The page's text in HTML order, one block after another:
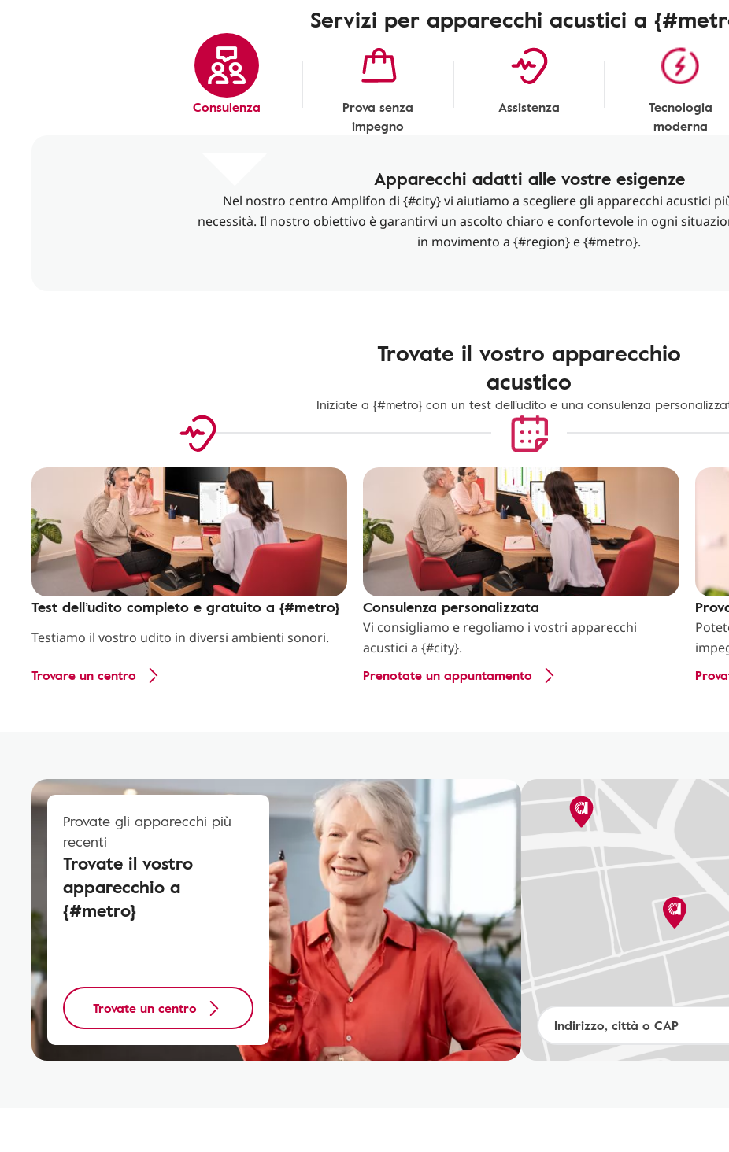
Servizi per apparecchi acustici a
Consulenza
Prova senza
impegno
Assistenza
Tecnologia
moderna
Apparecchi adatti alle vostre esigenze
Nel nostro centro Amplifon di {#city} vi aiutiamo a scegliere gli apparecchi acustici
necessità. Il nostro obiettivo è garantirvi un ascolto chiaro e confortevole in ogni
in movimento a {#region} e {#metro}.
Trovate il vostro apparecchio
acustico
Iniziate a {#metro} con un test dell’udito e una consulenza
Test dell’udito completo e gratuito a {#metro}
Testiamo il vostro udito in diversi ambienti sonori.
Trovare un centro
Consulenza personalizzata
Vi consigliamo e regoliamo i vostri apparecchi
acustici a {#city}.
Prenotate un appuntamento
Provate gli apparecchi più
recenti
Trovate il vostro
apparecchio a
{#metro}
Trovate un centro